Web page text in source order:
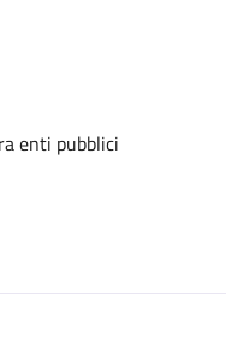
enti pubblici